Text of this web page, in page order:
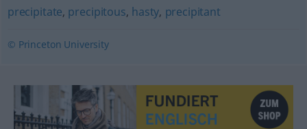
precipitate, precipitous, hasty, precipitant
© Princeton University